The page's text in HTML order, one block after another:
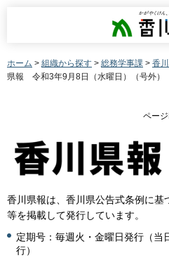
香川
ホーム > 組織から探す > 総務学事課 > 香
県報 令和3年9月8日（水曜日）（号外）
ペー
香川県報は、香川県公告式条例に
等を掲載して発行しています。
定期号：毎週火・金曜日発行（当
行）